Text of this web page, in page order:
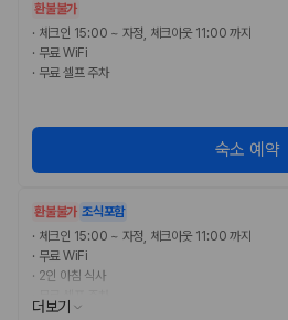
환불불가
· 체크인 15:00 ~ 자정, 체크아웃 11:00 까지
· 무료 WiFi
· 무료 셀프 주차
숙소 예약
환불불가 조식포함
· 체크인 15:00 ~ 자정, 체크아웃 11:00 까지
· 무료 WiFi
· 2인 아침 식사
무료 셀프 주차
더보기